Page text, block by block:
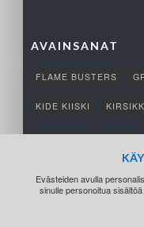
AVAINSANAT
FLAME BUSTERS
KIDE KIISKI
Evästeiden avulla
sinulle personoitua